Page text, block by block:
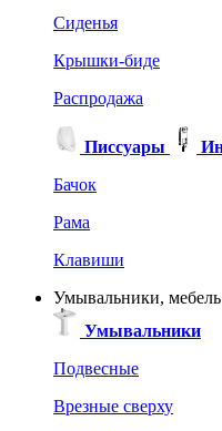
Сиденья
Крышки-биде
Распродажа
Писсуары
Бачок
Рама
Клавиши
Умывальники,
Умывальники
Подвесные
Врезные сверху